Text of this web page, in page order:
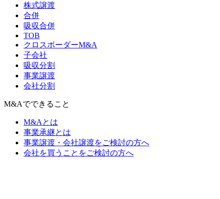
株式譲渡
合併
吸収合併
TOB
クロスボーダーM&A
子会社
吸収分割
事業譲渡
会社分割
M&Aでできること
M&Aとは
事業承継とは
事業譲渡・会社譲渡をご検討の方へ
会社を買うことをご検討の方へ